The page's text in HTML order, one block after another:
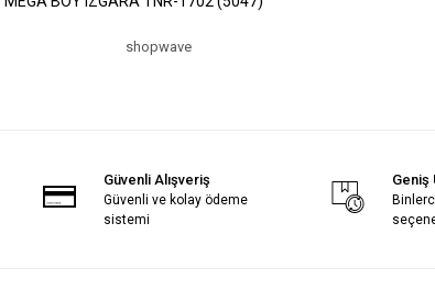
shopwave
Güvenli Alışveriş
Güvenli ve kolay ödeme
sistemi
Geniş